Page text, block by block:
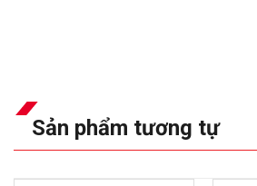
Sản phẩm tương tự